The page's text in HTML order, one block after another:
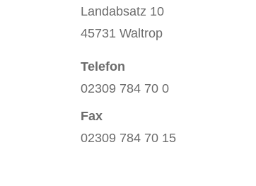
Landabsatz 10
45731 Waltrop
Telefon
02309 784 70 0
Fax
02309 784 70 15